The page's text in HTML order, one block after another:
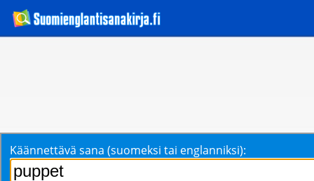
Käännettävä sana (suomeksi tai englanniksi):